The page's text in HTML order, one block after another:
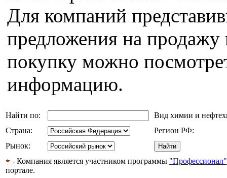
Для компаний
предложения на продажу
покупку можно
информацию.
Найти по:
Вид химии и
Страна:
Регион РФ:
Рынок:
- Компания является участником программы "Профессионал"
портале.